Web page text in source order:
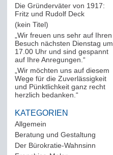
Die Gründerväter von 1917:
Fritz und Rudolf Deck
(kein Titel)
„Wir freuen uns sehr auf Ihren
Besuch nächsten Dienstag um
17.00 Uhr und sind gespannt
auf Ihre Anregungen.“
„Wir möchten uns auf diesem
Wege für die Zuverlässigkeit
und Pünktlichkeit ganz recht
herzlich bedanken.“
KATEGORIEN
Allgemein
Beratung und Gestaltung
Der Bürokratie-Wahnsinn